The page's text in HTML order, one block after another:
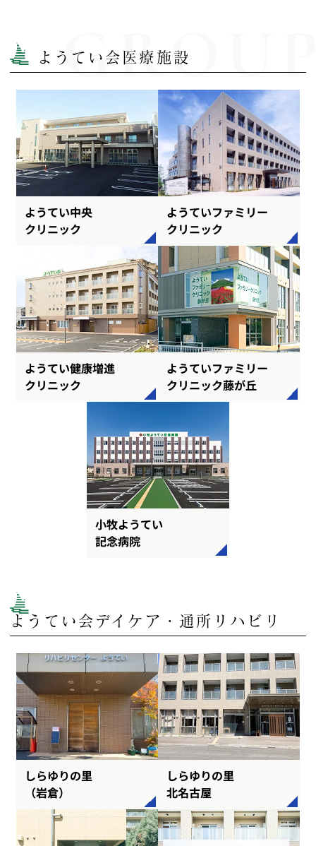
ようてい会医療施設
ようてい中央
クリニック
ようていファミリー
クリニック
ようてい健康増進
クリニック
ようていファミリー
クリニック藤が丘
小牧ようてい
記念病院
ようてい会デイケア・通所リハビリ
しらゆりの里
（岩倉）
しらゆりの里
北名古屋